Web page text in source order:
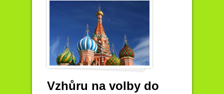
Vzhůru na volby do